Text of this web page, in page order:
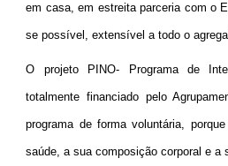
em casa, em estreita parceria com o
se possível, extensível a todo o
O projeto PINO- Programa de
totalmente financiado pelo
programa de forma voluntária,
saúde, a sua composição corporal e a